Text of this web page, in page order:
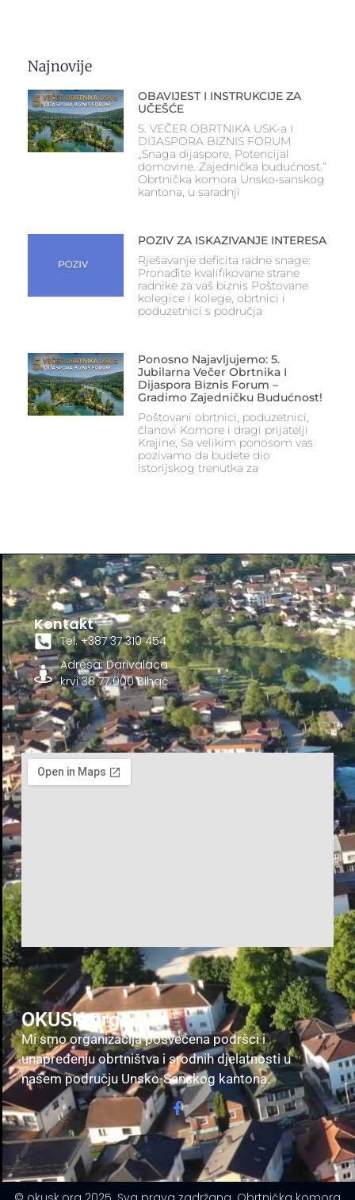
Najnovije
OBAVIJEST I INSTRUKCIJE ZA
UČEŠĆE
5. VEČER OBRTNIKA USK-a I
DIJASPORA BIZNIS FORUM
„Snaga dijaspore, Potencijal
domovine. Zajednička budućnost.“
Obrtnička komora Unsko-sanskog
kantona, u saradnji
POZIV ZA ISKAZIVANJE INTERESA
Rješavanje deficita radne snage:
Pronađite kvalifikovane strane
radnike za vaš biznis Poštovane
kolegice i kolege, obrtnici i
poduzetnici s područja
Ponosno Najavljujemo: 5.
Jubilarna Večer Obrtnika I
Dijaspora Biznis Forum –
Gradimo Zajedničku Budućnost!
Poštovani obrtnici, poduzetnici,
članovi Komore i dragi prijatelji
Krajine, Sa velikim ponosom vas
pozivamo da budete dio
istorijskog trenutka za
OKUSK.org
Mi smo organizacija posvećena podršci i
unapređenju obrtništva i srodnih djelatnosti u
našem području Unsko-Sanskog kantona.
Kontakt
Tel. +387 37 310 454
Adresa: Darivalaca
krvi 38 77 000 Bihać